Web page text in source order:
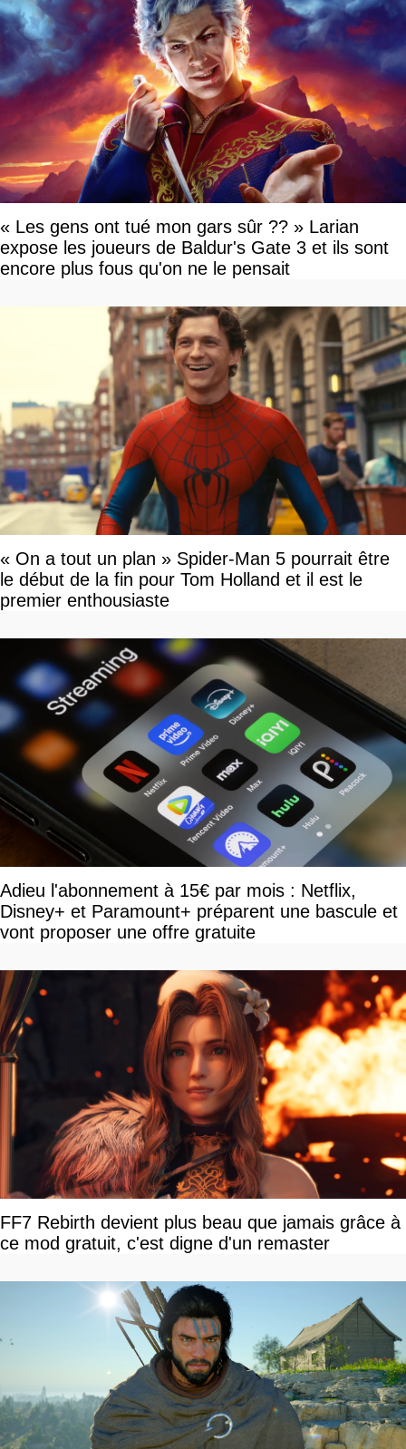
« Les gens ont tué mon gars sûr ?? » Larian
expose les joueurs de Baldur's Gate 3 et ils sont
encore plus fous qu'on ne le pensait
« On a tout un plan » Spider-Man 5 pourrait être
le début de la fin pour Tom Holland et il est le
premier enthousiaste
Adieu l'abonnement à 15€ par mois : Netflix,
Disney+ et Paramount+ préparent une bascule et
vont proposer une offre gratuite
FF7 Rebirth devient plus beau que jamais grâce à
ce mod gratuit, c'est digne d'un remaster